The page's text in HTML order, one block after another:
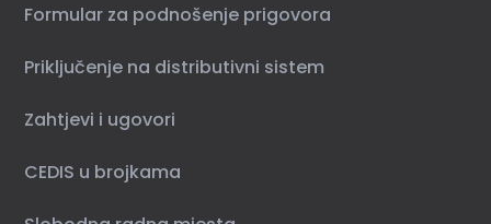
Formular za podnošenje prigovora
Priključenje na distributivni sistem
Zahtjevi i ugovori
CEDIS u brojkama